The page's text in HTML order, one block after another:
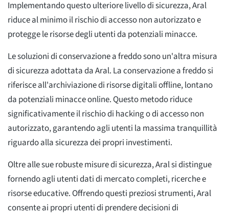
Implementando questo ulteriore livello di sicurezza, Aral
riduce al minimo il rischio di accesso non autorizzato e
protegge le risorse degli utenti da potenziali minacce.
Le soluzioni di conservazione a freddo sono un'altra misura
di sicurezza adottata da Aral. La conservazione a freddo si
riferisce all'archiviazione di risorse digitali offline, lontano
da potenziali minacce online. Questo metodo riduce
significativamente il rischio di hacking o di accesso non
autorizzato, garantendo agli utenti la massima tranquillità
riguardo alla sicurezza dei propri investimenti.
Oltre alle sue robuste misure di sicurezza, Aral si distingue
fornendo agli utenti dati di mercato completi, ricerche e
risorse educative. Offrendo questi preziosi strumenti, Aral
consente ai propri utenti di prendere decisioni di